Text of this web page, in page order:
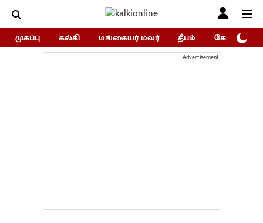
முகப்பு கல்கி மங்கையர் மலர் தீபம் கோகுலம்/
Advertisement